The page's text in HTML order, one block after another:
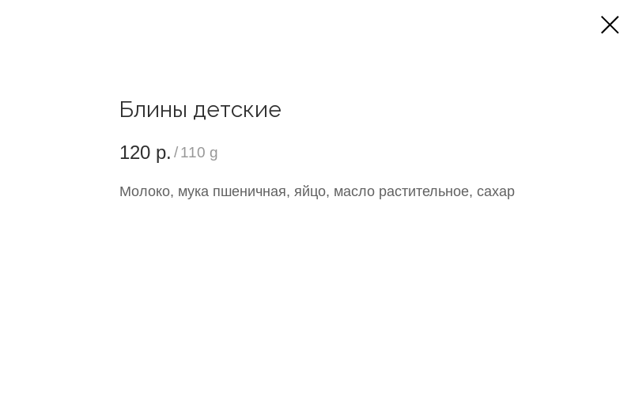
Блины детские
120 р. /110 g
Молоко, мука пшеничная, яйцо, масло растительное, сахар